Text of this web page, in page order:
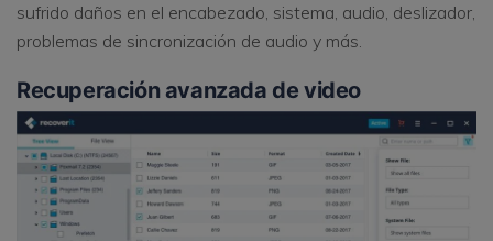
sufrido daños en el encabezado, sistema, audio, deslizador,
problemas de sincronización de audio y más.
Recuperación avanzada de video